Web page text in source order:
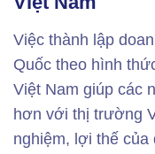
Việc thành lập
Quốc theo hình
Việt Nam giúp các
hơn với thị trường
nghiệm, lợi thế